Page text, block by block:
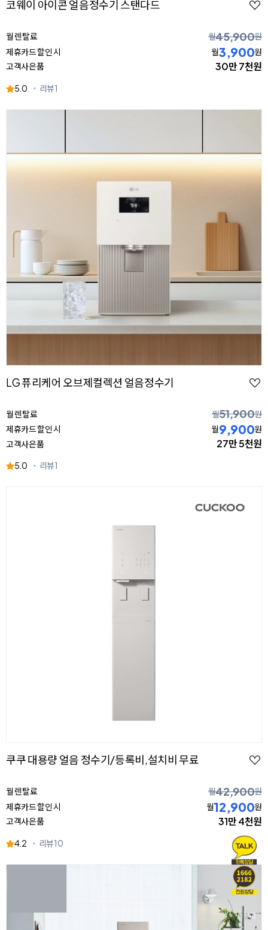
코웨이 아이콘 얼음정수기 스탠다드
월 렌탈료 월45,900원
제휴카드 할인 시
월3,900원
고객사은품
30만 7천원
5.0 리뷰1
LG 퓨리케어 오브제컬렉션 얼음정수기
월 렌탈료 월51,900원
제휴카드 할인 시
월9,900원
고객사은품
27만 5천원
5.0 리뷰1
쿠쿠 대용량 얼음 정수기/등록비,설치비 무료
월 렌탈료 월42,900원
제휴카드 할인 시
월12,900원
고객사은품
31만 4천원
4.2 리뷰10